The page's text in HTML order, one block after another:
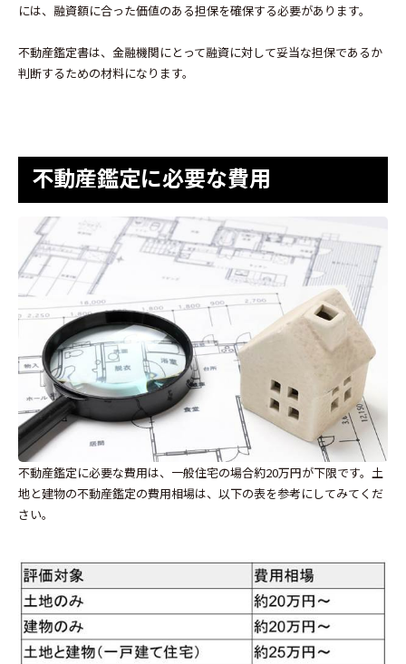
には、融資額に合った価値のある担保を確保する必要があります。
不動産鑑定書は、金融機関にとって融資に対して妥当な担保であるか
判断するための材料になります。
不動産鑑定に必要な費用
不動産鑑定に必要な費用は、一般住宅の場合約20万円が下限です。土
地と建物の不動産鑑定の費用相場は、以下の表を参考にしてみてくだ
さい。